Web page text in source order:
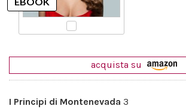
acquista su
I Principi di Montenevada 3